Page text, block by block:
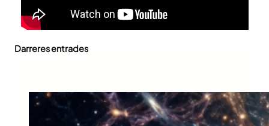
Darreres entrades